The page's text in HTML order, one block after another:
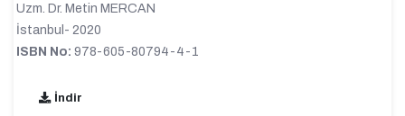
Uzm. Dr. Metin MERCAN
İstanbul- 2020
ISBN No: 978-605-80794-4-1
İndir